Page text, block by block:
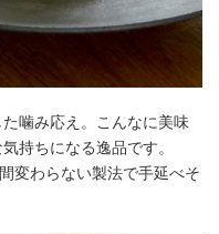
噛み応え。こんなに美味
持ちになる逸品です。
変わらない製法で手延べそ